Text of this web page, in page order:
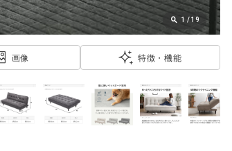
1 /19
画像 特徴・機能